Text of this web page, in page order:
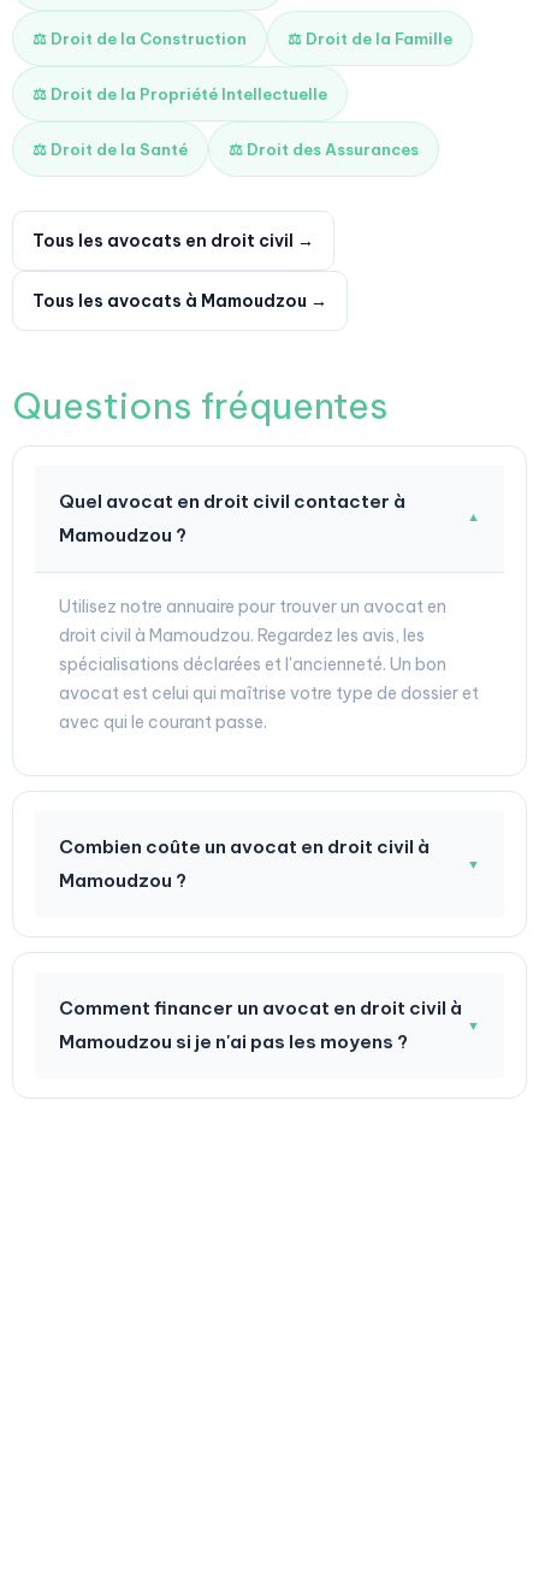
⚖️ Droit de la Construction ⚖️ Droit de la Famille
⚖️ Droit de la Propriété Intellectuelle
⚖️ Droit de la Santé ⚖️ Droit des Assurances
Tous les avocats en droit civil →
Tous les avocats à Mamoudzou →
Questions fréquentes
Quel avocat en droit civil contacter à
Mamoudzou ?
▼
Utilisez notre annuaire pour trouver un avocat en
droit civil à Mamoudzou. Regardez les avis, les
spécialisations déclarées et l'ancienneté. Un bon
avocat est celui qui maîtrise votre type de dossier et
avec qui le courant passe.
Combien coûte un avocat en droit civil à
Mamoudzou ?
▼
Comment financer un avocat en droit civil à
Mamoudzou si je n'ai pas les moyens ?
▼